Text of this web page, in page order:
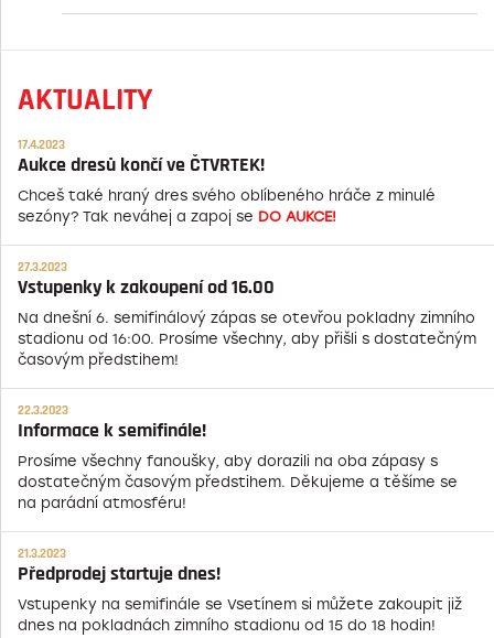
AKTUALITY
17.4.2023
Aukce dresů končí ve ČTVRTEK!
Chceš také hraný dres svého oblíbeného hráče z minulé
sezóny? Tak neváhej a zapoj se DO AUKCE!
27.3.2023
Vstupenky k zakoupení od 16.00
Na dnešní 6. semifinálový zápas se otevřou pokladny zimního
stadionu od 16:00. Prosíme všechny, aby přišli s dostatečným
časovým předstihem!
22.3.2023
Informace k semifinále!
Prosíme všechny fanoušky, aby dorazili na oba zápasy s
dostatečným časovým předstihem. Děkujeme a těšíme se
na parádní atmosféru!
21.3.2023
Předprodej startuje dnes!
Vstupenky na semifinále se Vsetínem si můžete zakoupit již
dnes na pokladnách zimního stadionu od 15 do 18 hodin!